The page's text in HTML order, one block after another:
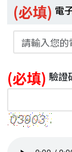
(必填) 電
(必填) 驗證